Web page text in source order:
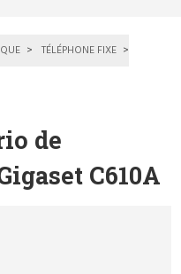
TÉLÉPHONE FIXE
de
C610A